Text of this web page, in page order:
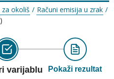
okoliš / Računi emisija u zrak /
varijablu Pokaži rezultat